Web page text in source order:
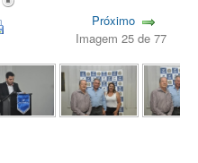
Próximo
Imagem 25 de 77